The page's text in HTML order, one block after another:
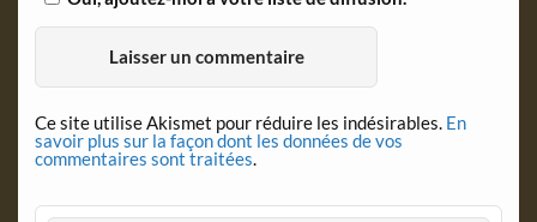
Ce site utilise Akismet pour réduire les indésirables. En
savoir plus sur la façon dont les données de vos
commentaires sont traitées.